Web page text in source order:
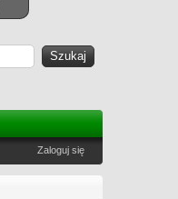
Zaloguj się